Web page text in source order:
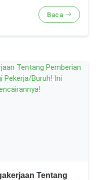
Baca
Tentang